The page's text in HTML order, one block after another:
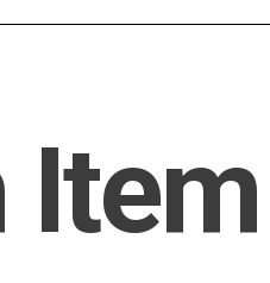
Item